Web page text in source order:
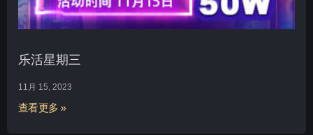
乐活星期三
11月 15, 2023
查看更多 »